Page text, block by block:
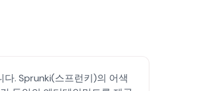
. Sprunki(스프런키)의 어색